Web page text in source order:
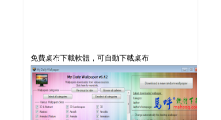
免費桌布下載軟體，可自動下載桌布